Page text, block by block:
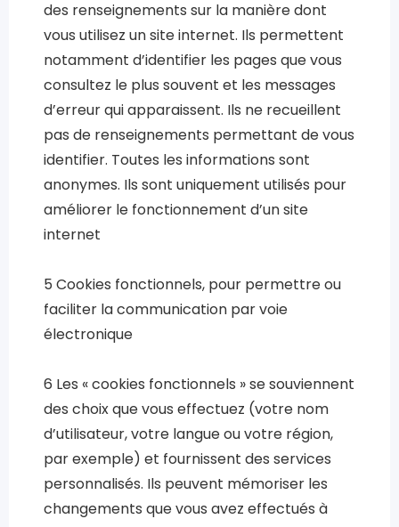
des renseignements sur la manière dont
vous utilisez un site internet. Ils permettent
notamment d’identifier les pages que vous
consultez le plus souvent et les messages
d’erreur qui apparaissent. Ils ne recueillent
pas de renseignements permettant de vous
identifier. Toutes les informations sont
anonymes. Ils sont uniquement utilisés pour
améliorer le fonctionnement d’un site
internet
5 Cookies fonctionnels, pour permettre ou
faciliter la communication par voie
électronique
6 Les « cookies fonctionnels » se souviennent
des choix que vous effectuez (votre nom
d’utilisateur, votre langue ou votre région,
par exemple) et fournissent des services
personnalisés. Ils peuvent mémoriser les
changements que vous avez effectués à